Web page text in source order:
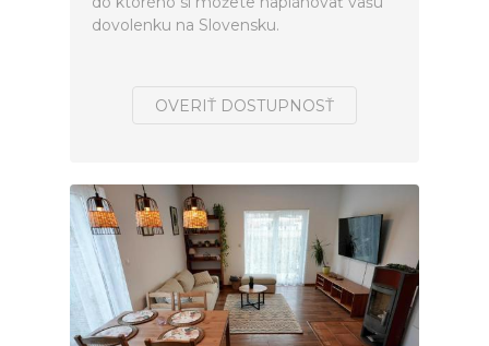
dovolenku na Slovensku.
OVERIŤ DOSTUPNOSŤ